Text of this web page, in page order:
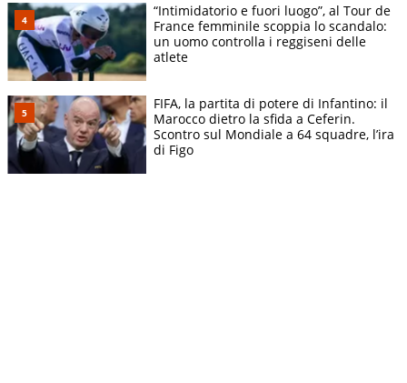
“Intimidatorio e fuori luogo”, al Tour de
France femminile scoppia lo scandalo:
un uomo controlla i reggiseni delle
atlete
FIFA, la partita di potere di Infantino: il
Marocco dietro la sfida a Ceferin.
Scontro sul Mondiale a 64 squadre, l’ira
di Figo